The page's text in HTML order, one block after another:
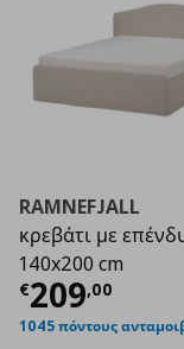
RAMNEFJALL
κρεβάτι με
140x200 cm
€209,00
Τρέχουσα
1045 πόντους